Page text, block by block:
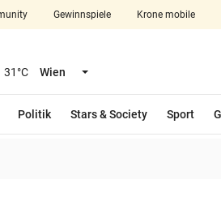
Gewinnspiele Krone mobile
31°C Wien Menü aufklappen
Politik Stars & Society Sport